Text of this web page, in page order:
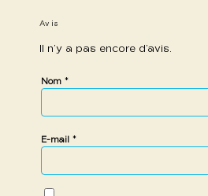
Avis
Il n’y a pas encore d’avis.
Nom *
E-mail *